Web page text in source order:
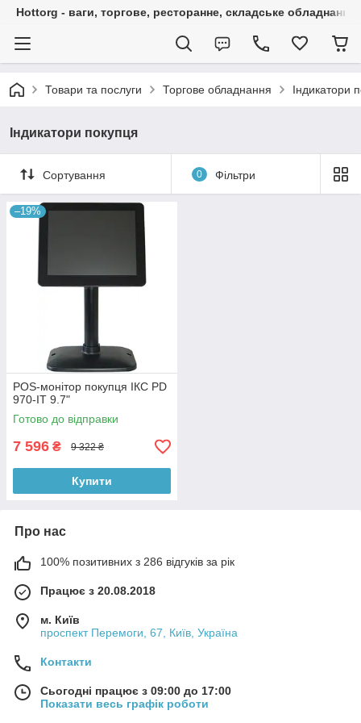
Hottorg - ваги, торгове, ресторанне, складське обладнання
Товари та послуги Торгове обладнання Індикатори
Індикатори покупця
Сортування 0 Фільтри
–19%
POS-монітор покупця ІКС PD
970-IT 9.7"
Готово до відправки
7 596 ₴ 9 322 ₴
Купити
Про нас
100% позитивних з 286 відгуків за рік
Працює з 20.08.2018
м. Київ
проспект Перемоги, 67, Київ, Україна
Контакти
Сьогодні працює з 09:00 до 17:00
Показати весь графік роботи